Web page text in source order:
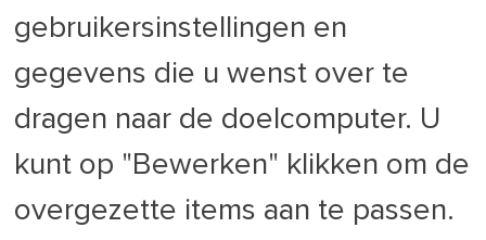
gebruikersinstellingen en
gegevens die u wenst over te
dragen naar de doelcomputer. U
kunt op "Bewerken" klikken om de
overgezette items aan te passen.